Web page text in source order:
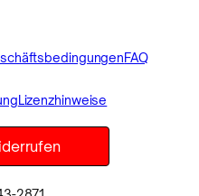
FAQ
Lizenzhinweise